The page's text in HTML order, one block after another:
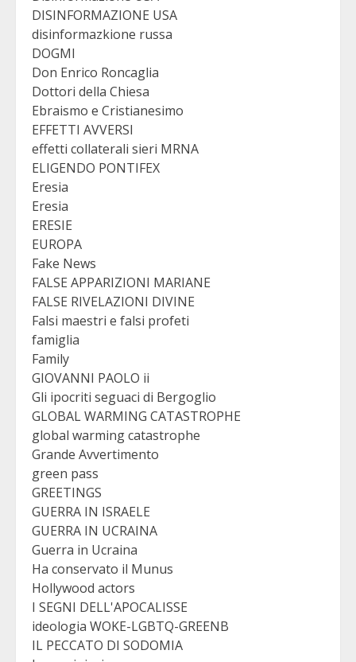
DISINFORMAZIONE USA
disinformazkione russa
DOGMI
Don Enrico Roncaglia
Dottori della Chiesa
Ebraismo e Cristianesimo
EFFETTI AVVERSI
effetti collaterali sieri MRNA
ELIGENDO PONTIFEX
Eresia
Eresia
ERESIE
EUROPA
Fake News
FALSE APPARIZIONI MARIANE
FALSE RIVELAZIONI DIVINE
Falsi maestri e falsi profeti
famiglia
Family
GIOVANNI PAOLO ii
Gli ipocriti seguaci di Bergoglio
GLOBAL WARMING CATASTROPHE
global warming catastrophe
Grande Avvertimento
green pass
GREETINGS
GUERRA IN ISRAELE
GUERRA IN UCRAINA
Guerra in Ucraina
Ha conservato il Munus
Hollywood actors
I SEGNI DELL'APOCALISSE
ideologia WOKE-LGBTQ-GREENB
IL PECCATO DI SODOMIA